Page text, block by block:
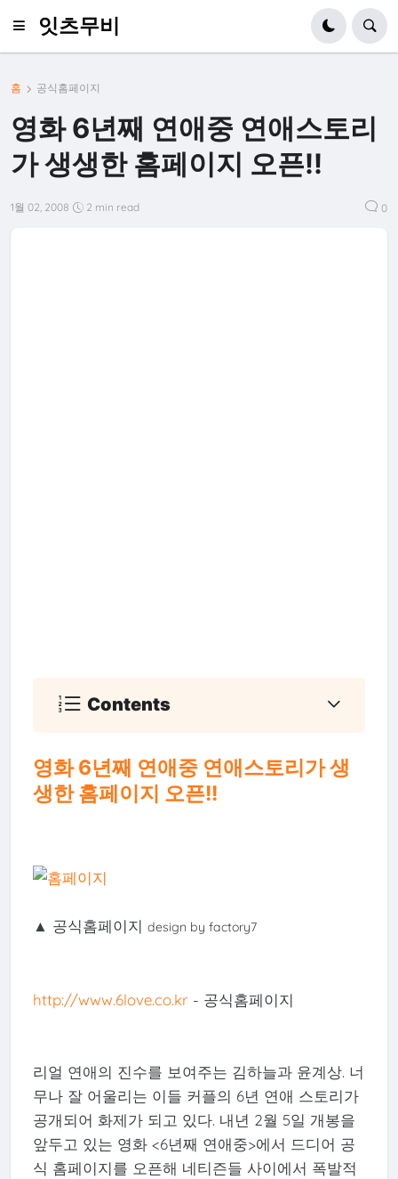
잇츠무비
홈 공식홈페이지
영화 6년째 연애중 연애스토리
가 생생한 홈페이지 오픈!!
1월 02, 2008 2 min read 0
Contents
영화 6년째 연애중 연애스토리가 생
생한 홈페이지 오픈!!
▲ 공식홈페이지 design by factory7
http://www.6love.co.kr- 공식홈페이지
리얼 연애의 진수를 보여주는 김하늘과 윤계상. 너
무나 잘 어울리는 이들 커플의 6년 연애 스토리가
공개되어 화제가 되고 있다. 내년 2월 5일 개봉을
앞두고 있는 영화 <6년째 연애중>에서 드디어 공
식 홈페이지를 오픈해 네티즌들 사이에서 폭발적